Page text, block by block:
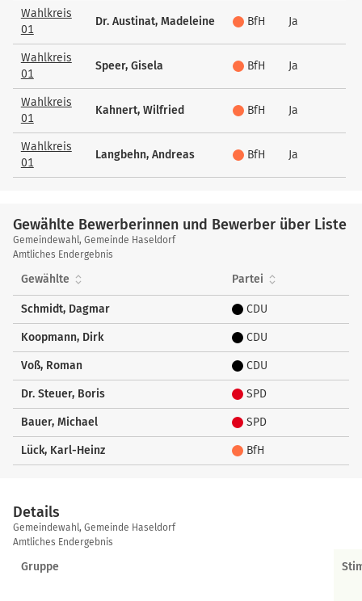
Wahlkreis
01
Dr. Austinat, Madeleine BfH Ja
Wahlkreis
01
Speer, Gisela BfH Ja
Wahlkreis
01
Kahnert, Wilfried BfH Ja
Wahlkreis
01
Langbehn, Andreas BfH Ja
Gewählte Bewerberinnen und Bewerber über Liste
Gewählte
Bewerberinnen
und
über
Liste
Gemeindewahl, Gemeinde Haseldorf
Amtliches Endergebnis
Gewählte Partei
Schmidt, Dagmar CDU
Koopmann, Dirk CDU
Voß, Roman CDU
Dr. Steuer, Boris SPD
Bauer, Michael SPD
Lück, Karl-Heinz BfH
Details
Details
Gemeindewahl, Gemeinde Haseldorf
Amtliches Endergebnis
Gruppe